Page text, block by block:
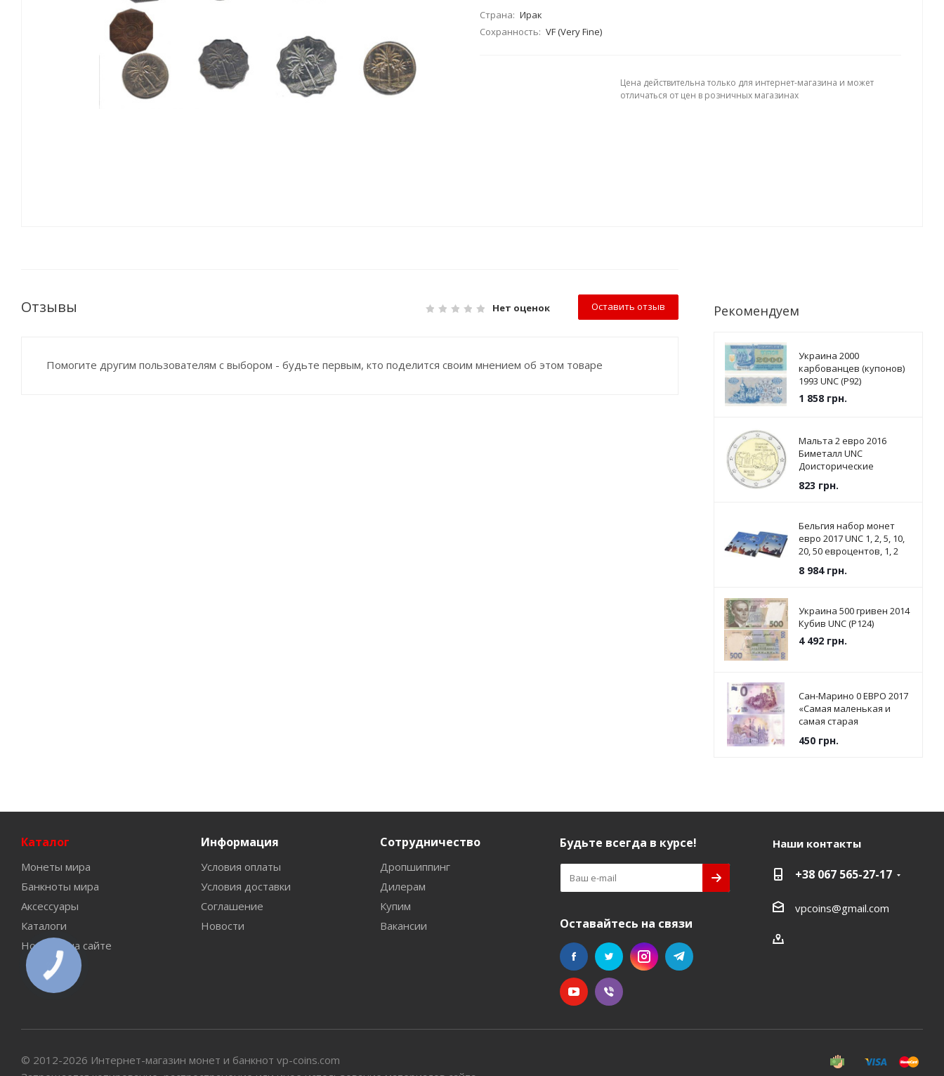
Страна: Ирак
Сохранность: VF (Very Fine)
Цена действительна только для интернет-магазина и может
отличаться от цен в розничных магазинах
Отзывы Нет оценок Оставить отзыв
Помогите другим пользователям с выбором - будьте первым, кто поделится своим мнением об этом товаре
Рекомендуем
Украина 2000
карбованцев (купонов)
1993 UNC (P92)
1 858грн.
Мальта 2 евро 2016
Биметалл UNC
Доисторические
Джгантии
823 грн.
Бельгия набор монет
евро 2017 UNC 1, 2, 5, 10,
20, 50 евроцентов, 1, 2
упаковке
8 984грн.
Украина 500 гривен 2014
Кубив UNC (P124)
4 492грн.
Сан-Марино 0 ЕВРО 2017
«Самая маленькая и
самая старая
450грн.
Каталог
Монеты мира
Банкноты мира
Аксессуары
Каталоги
Новинки на сайте
Информация
Условия оплаты
Условия доставки
Соглашение
Новости
Сотрудничество
Дропшиппинг
Дилерам
Купим
Вакансии
Будьте всегда в курсе!
Оставайтесь на связи
Наши контакты
+38 067 565-27-17
vpcoins@gmail.com
© 2012-2026 Интернет-магазин монет и банкнот vp-coins.com